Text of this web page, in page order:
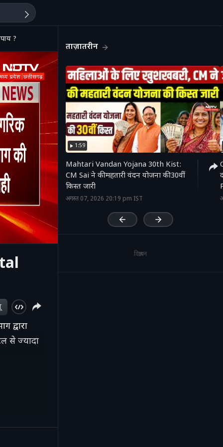
?
द्वारा
से ज्यादा
ताज़ातरीन
1:59
Mahtari Vandan Yojana 30th Kist:
CM Sai ने की महतारी वंदन योजना की 30वीं
किस्त जारी
अगस्त 07, 2026 20:19 pm IST
विज्ञापन